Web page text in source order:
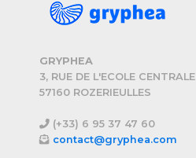
GRYPHEA
3, RUE DE L'ECOLE CENTRALE
57160 ROZERIEULLES
(+33) 6 95 37 47 60
contact@gryphea.com